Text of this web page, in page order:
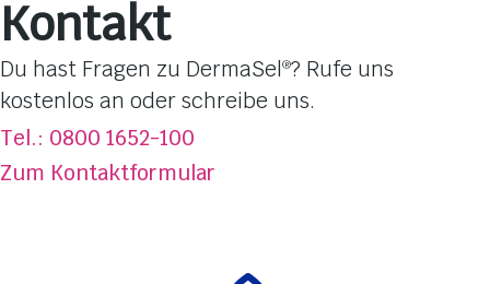
Hautbedürfnisse
Dufterlebnisse
Totes Meer Salz
Über DermaSel
Jetzt kaufen
Kontakt
Du hast Fragen zu DermaSel®? Rufe uns
kostenlos an oder schreibe uns.
Tel.: 0800 1652-100
Zum Kontaktformular